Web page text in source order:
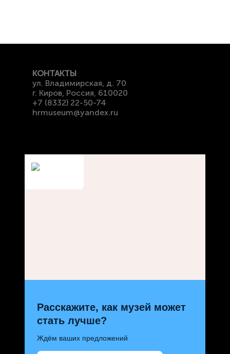
КОНТАКТЫ
ул. Владимирская, д. 70
г. Киров, Россия, 610020
+7 (8332) 22-50-74
hrmuseum@yandex.ru
Расскажите, как музей может
стать лучше?
Ждём ваших предложений